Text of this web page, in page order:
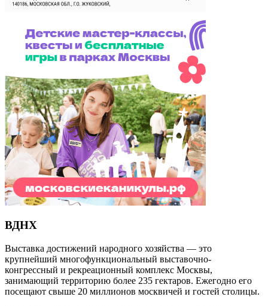
ВДНХ
Выставка достижений народного хозяйства — это
крупнейший многофункциональный выставочно-
конгрессный и рекреационный комплекс Москвы,
занимающий территорию более 235 гектаров. Ежегодно его
посещают свыше 20 миллионов москвичей и гостей столицы.